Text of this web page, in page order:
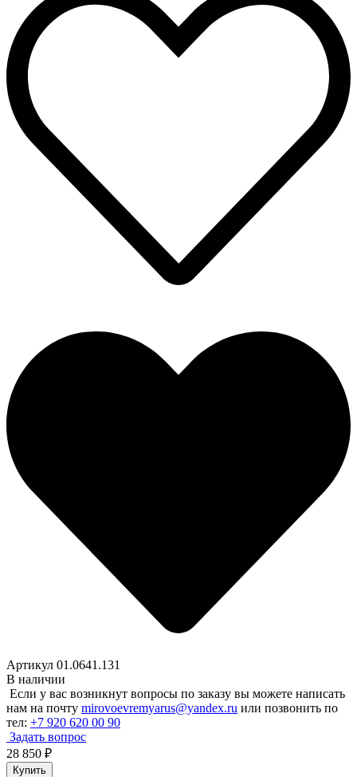
Артикул 01.0641.131
В наличии
Если у вас возникнут вопросы по заказу вы можете написать
нам на почту mirovoevremyarus@yandex.ru или позвонить по
тел: +7 920 620 00 90
Задать вопрос
28 850 ₽
Купить